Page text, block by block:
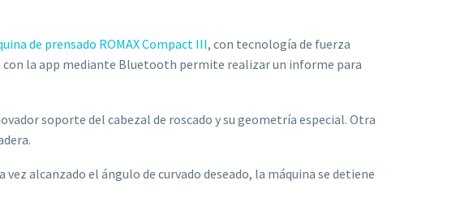
de prensado ROMAX Compact III, con tecnología de fuerza
la app mediante Bluetooth permite realizar un informe para
soporte del cabezal de roscado y su geometría especial. Otra
alcanzado el ángulo de curvado deseado, la máquina se detiene